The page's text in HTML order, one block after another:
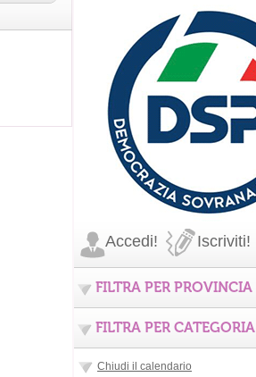
Accedi! Iscriviti!
FILTRA PER PROVINCIA
FILTRA PER CATEGORIA
Chiudi il calendario